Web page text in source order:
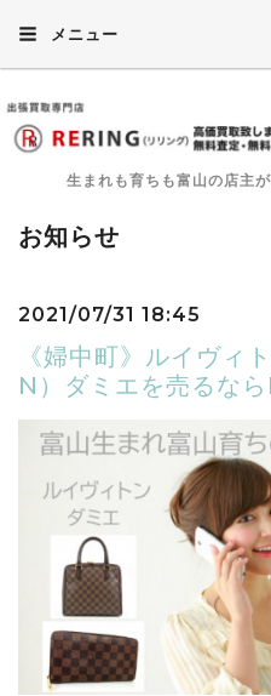
メニュー
生まれも育ちも富山の店主
お知らせ
2021/07/31 18:45
《婦中町》ルイヴ
N）ダミエを売るな